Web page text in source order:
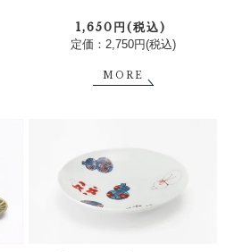
1,650円(税込)
定価：2,750円(税込)
MORE